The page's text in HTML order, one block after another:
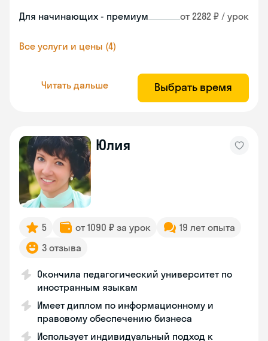
Для начинающих - премиум от 2282 ₽ / урок
Все услуги и цены (4)
Читать дальше Выбрать время
Юлия
5 от 1090 ₽ за урок
19 лет опыта
3 отзыва
Окончила педагогический университет по
иностранным языкам
Имеет диплом по информационному и
правовому обеспечению бизнеса
Использует индивидуальный подход к